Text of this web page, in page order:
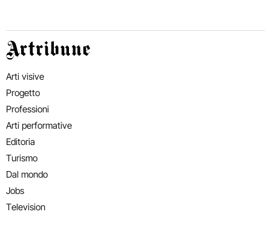
Artribune
Arti visive
Progetto
Professioni
Arti performative
Editoria
Turismo
Dal mondo
Jobs
Television